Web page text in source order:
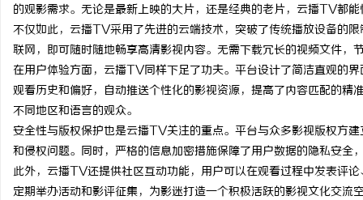
的观影需求。无论是最新上映的大片，还是经典的老片，云播TV都
不仅如此，云播TV采用了先进的云端技术，突破了传统播放设备的
联网，即可随时随地畅享高清影视内容。无需下载冗长的视频文件，
在用户体验方面，云播TV同样下足了功夫。平台设计了简洁直观的
观看历史和偏好，自动推送个性化的影视资源，提高了内容匹配的
不同地区和语言的观众。
安全性与版权保护也是云播TV关注的重点。平台与众多影视版权方
和侵权问题。同时，严格的信息加密措施保障了用户数据的隐私安全
此外，云播TV还提供社区互动功能，用户可以在观看过程中发表评
定期举办活动和影评征集，为影迷打造一个积极活跃的影视文化交流